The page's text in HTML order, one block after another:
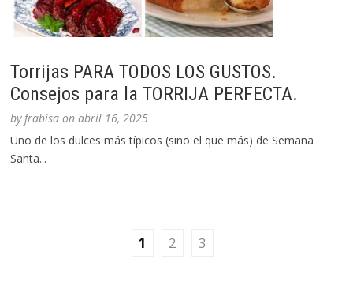
Torrijas PARA TODOS LOS GUSTOS.
Consejos para la TORRIJA PERFECTA.
byfrabisa onabril 16, 2025
Uno de los dulces más típicos (sino el que más) de Semana
Santa...
1 2 3